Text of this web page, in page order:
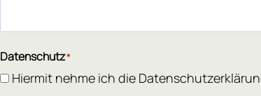
Datenschutz*
Hiermit nehme ich die